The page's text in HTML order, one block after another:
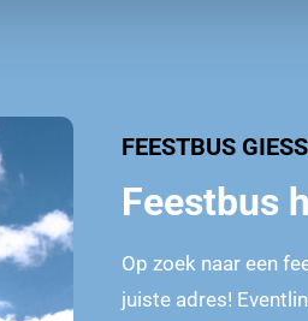
FEESTBUS
Feestbus
Op zoek naar een
juiste adres!